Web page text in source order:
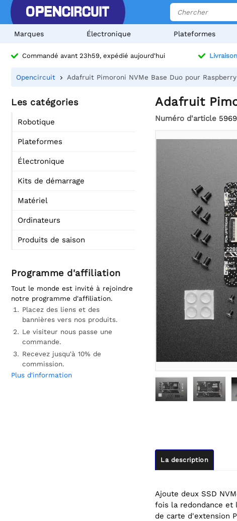
Marques Électronique Plateformes
Commandé avant 23h59, expédié aujourd'hui
Opencircuit Adafruit Pimoroni NVMe Base Duo pour
Les catégories
Robotique
Plateformes
Électronique
Kits de démarrage
Matériel
Ordinateurs
Produits de saison
Programme d'affiliation
Tout le monde est invité à rejoindre
notre programme d'affiliation.
Placez des liens et des
bannières vers nos produits.
Le visiteur nous passe une
commande.
Recevez jusqu'à 10% de
commission.
Plus d'information
Adafruit
Numéro d'article 5969
La description
Ajoute deux SSD
fois la redondance et
de carte d'extension